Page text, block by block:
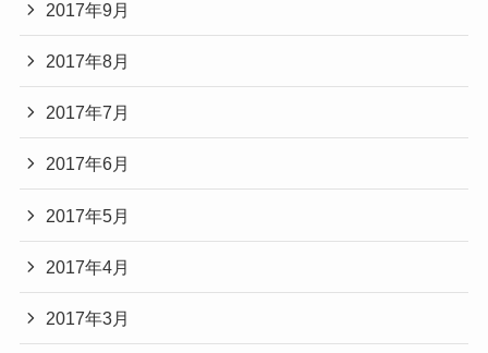
2017年9月
2017年8月
2017年7月
2017年6月
2017年5月
2017年4月
2017年3月